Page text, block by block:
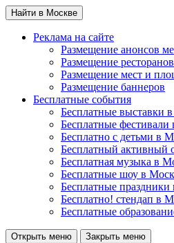
Найти в Москве
Реклама на сайте
Размещение анонсов
Размещение
Размещение мест и
Размещение баннеров
Бесплатные события
Бесплатные выставки
Бесплатные фестивали
Бесплатно с детьми в
Бесплатный активный
Бесплатная музыка в
Бесплатные шоу в
Бесплатные
Бесплатно! стендап в
Бесплатные
Открыть меню Закрыть меню